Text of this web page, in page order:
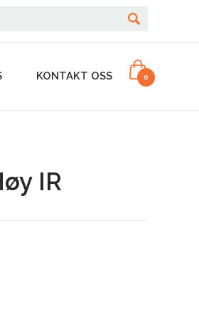
KONTAKT OSS 0
IR